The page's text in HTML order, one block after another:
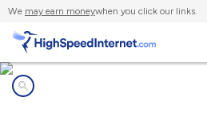
We may earn moneywhen you click our links.